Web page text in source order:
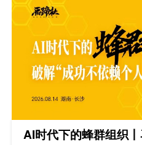
AI时代下的蜂群组织